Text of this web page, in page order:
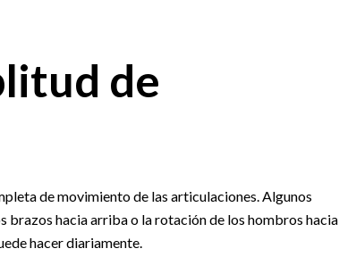
de
de movimiento de las articulaciones. Algunos
brazos hacia arriba o la rotación de los hombros hacia
hacer diariamente.